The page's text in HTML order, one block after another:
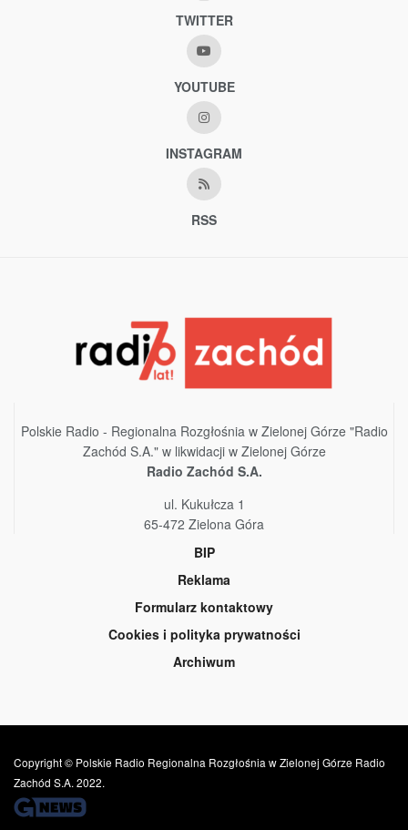
TWITTER
YOUTUBE
INSTAGRAM
RSS
Polskie Radio - Regionalna Rozgłośnia w Zielonej Górze "Radio
Zachód S.A." w likwidacji w Zielonej Górze
Radio Zachód S.A.
ul. Kukułcza 1
65-472 Zielona Góra
BIP
Reklama
Formularz kontaktowy
Cookies i polityka prywatności
Archiwum
Copyright © Polskie Radio Regionalna Rozgłośnia w Zielonej Górze Radio
Zachód S.A. 2022.